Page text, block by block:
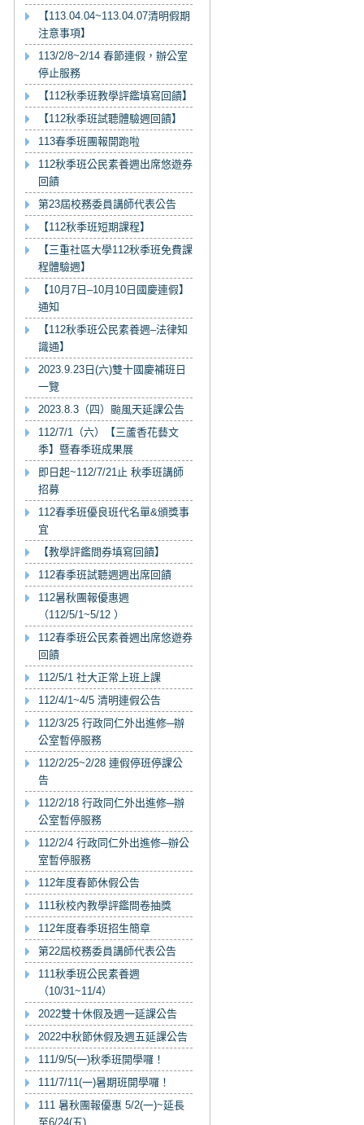
【113.04.04~113.04.07清明假期
注意事項】
113/2/8~2/14 春節連假，辦公室
停止服務
【112秋季班教學評鑑填寫回饋】
【112秋季班試聽體驗週回饋】
113春季班團報開跑啦
112秋季班公民素養週出席悠遊券
回饋
第23屆校務委員講師代表公告
【112秋季班短期課程】
【三重社區大學112秋季班免費課
程體驗週】
【10月7日–10月10日國慶連假】
通知
【112秋季班公民素養週–法律知
識通】
2023.9.23日(六)雙十國慶補班日
一覽
2023.8.3（四）颱風天延課公告
112/7/1（六）【三蘆香花藝文
季】暨春季班成果展
即日起~112/7/21止 秋季班講師
招募
112春季班優良班代名單&頒獎事
宜
【教學評鑑問券填寫回饋】
112春季班試聽週週出席回饋
112暑秋團報優惠週
（112/5/1~5/12 ）
112春季班公民素養週出席悠遊券
回饋
112/5/1 社大正常上班上課
112/4/1~4/5 清明連假公告
112/3/25 行政同仁外出進修─辦
公室暫停服務
112/2/25~2/28 連假停班停課公
告
112/2/18 行政同仁外出進修─辦
公室暫停服務
112/2/4 行政同仁外出進修─辦公
室暫停服務
112年度春節休假公告
111秋校內教學評鑑問卷抽獎
112年度春季班招生簡章
第22屆校務委員講師代表公告
111秋季班公民素養週
（10/31~11/4）
2022雙十休假及週一延課公告
2022中秋節休假及週五延課公告
111/9/5(一)秋季班開學囉！
111/7/11(一)暑期班開學囉！
111 暑秋團報優惠 5/2(一)~延長
至6/24(五)